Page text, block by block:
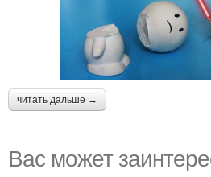
читать дальше →
Вас может